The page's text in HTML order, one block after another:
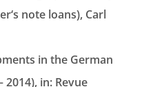
note loans), Carl
in the German
2014), in: Revue